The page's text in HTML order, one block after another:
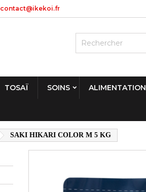
contact@ikekoi.fr
TOSAÏ SOINS ALIMENTATION
SAKI HIKARI COLOR M 5 KG